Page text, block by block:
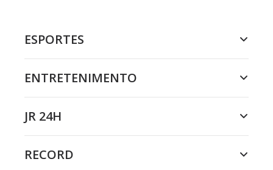
ESPORTES
ENTRETENIMENTO
JR 24H
RECORD